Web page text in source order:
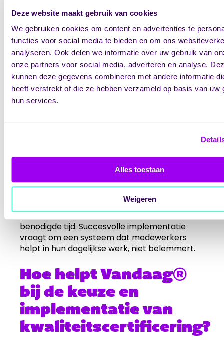
Deze website maakt gebruik van cookies
We gebruiken cookies om content en advertenties te
functies voor social media te bieden en om ons
analyseren. Ook delen we informatie over uw gebruik van
onze partners voor social media, adverteren en analyse.
kunnen deze gegevens combineren met andere informatie
heeft verstrekt of die ze hebben verzameld op basis van uw
hun services.
Alles toestaan
Weigeren
Procesbeschrijvingen: Documenteer
kernprocessen en werkwijzen
Beleid en doelstellingen: Formuleer
kwaliteitsbeleid met meetbare doelen
Training en bewustwording:Betrek
medewerkers bij het kwaliteitssysteem
Interne audits:Toets of het systeem
werkt zoals bedoeld
Veelvoorkomende valkuilen zijn het creëren
van een papieren tijger die niet aansluit bij de
praktijk, onvoldoende betrokkenheid van
medewerkers en het onderschatten van de
benodigde tijd. Succesvolle implementatie
vraagt om een systeem dat medewerkers
helpt in hun dagelijkse werk, niet belemmert.
Hoe helpt Vandaag®
bij de keuze en
implementatie van
kwaliteitscertificering?